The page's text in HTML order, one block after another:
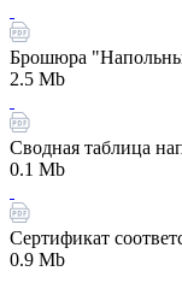
Брошюра
2.5 Mb
Сводная таблица
0.1 Mb
Сертификат
0.9 Mb